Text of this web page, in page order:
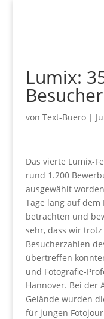
Lumix:
Besucher
von Text-Buero|
Das vierte Lumix-
rund 1.200
ausgewählt
Tage lang auf dem
betrachten und
sehr, dass wir
Besucherzahlen
übertreffen
und Fotografie-
Hannover. Bei der
Gelände wurden
für jungen